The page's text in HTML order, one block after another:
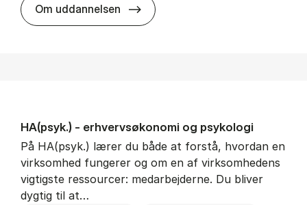
Om uddannelsen HA(mat.) - erhvervs­økonomi og
HA(psyk.) - erhvervs­økonomi og psy­ko­lo­gi
På HA(psyk.) lærer du både at forstå, hvordan en
virksomhed fungerer og om en af virksomhedens
vigtigste ressourcer: medarbejderne. Du bliver
dygtig til at…